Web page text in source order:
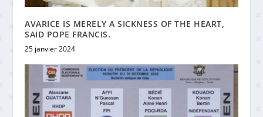
AVARICE IS MERELY A SICKNESS OF THE HEART,
SAID POPE FRANCIS.
25 janvier 2024